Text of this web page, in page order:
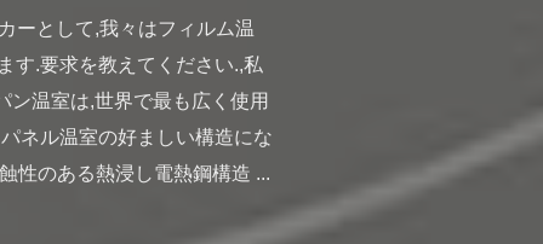
ーとして,我々はフィルム温
す.要求を教えてください.,私
ン温室は,世界で最も広く使用
ネル温室の好ましい構造にな